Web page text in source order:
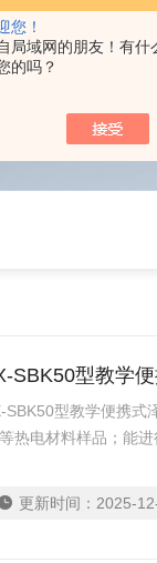
您！
局域网的朋友！有什
的吗？
SBK50型教学
SBK50型教学便携式
热电材料样品；能
更新时间： 2025-